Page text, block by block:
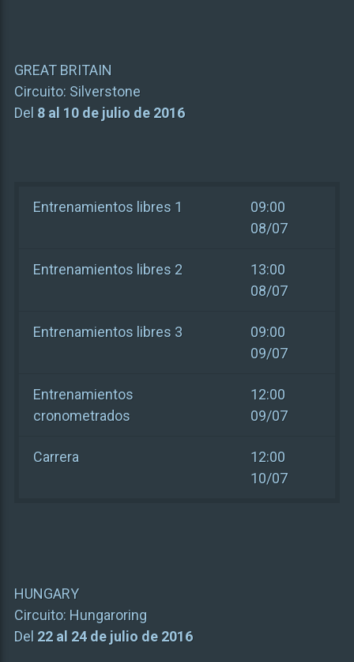
GREAT BRITAIN
Circuito: Silverstone
Del 8 al 10 de julio de 2016
Entrenamientos libres 1
09:00
08/07
Entrenamientos libres 2
13:00
08/07
Entrenamientos libres 3
09:00
09/07
Entrenamientos
cronometrados
12:00
09/07
Carrera
12:00
10/07
HUNGARY
Circuito: Hungaroring
Del 22 al 24 de julio de 2016